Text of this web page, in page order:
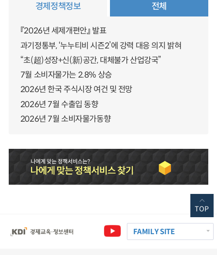
경제정책정보 전체
『2026년 세제개편안』 발표
과기정통부, ‘누누티비 시즌2’에 강력 대응 의지 밝혀
“초(超)성장+신(新)공간, 대체불가 산업강국”
7월 소비자물가는 2.8% 상승
2026년 한국 주식시장 여건 및 전망
2026년 7월 수출입 동향
2026년 7월 소비자물가동향
FAMILY SITE
TOP